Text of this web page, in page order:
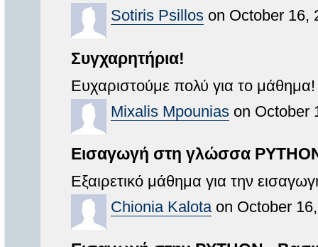
Sotiris Psillos on October 16,
Συγχαρητήρια!
Ευχαριστούμε πολύ για το μάθημα!
Mixalis Mpounias on October
Εισαγωγή στη γλώσσα
Εξαιρετικό μάθημα για την
Chionia Kalota on October